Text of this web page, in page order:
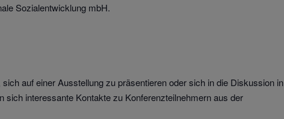
Sozialentwicklung mbH.
auf einer Ausstellung zu präsentieren oder sich in die Diskussion in
interessante Kontakte zu Konferenzteilnehmern aus der